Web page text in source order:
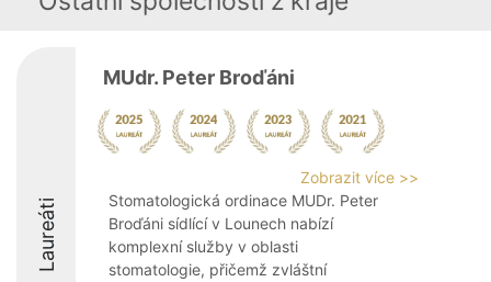
Laureáti
MUdr. Peter Broďáni
Zobrazit více >>
Stomatologická ordinace MUDr. Peter
Broďáni sídlící v Lounech nabízí
komplexní služby v oblasti
stomatologie, přičemž zvláštní